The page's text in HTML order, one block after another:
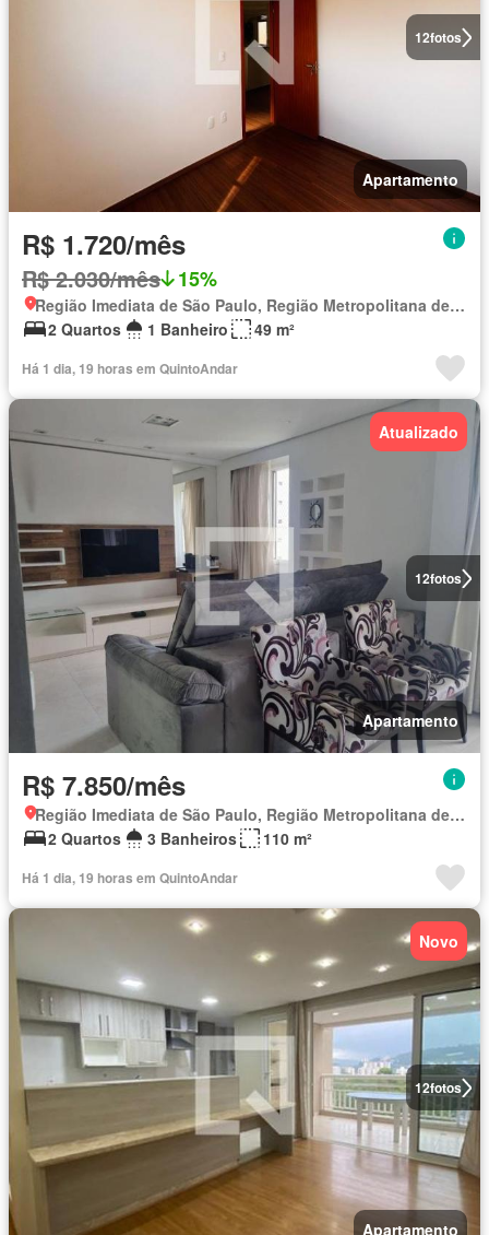
12fotos
Apartamento
R$ 1.720/mês
R$ 2.030/mês 15%
Região Imediata de São Paulo, Região Metropolitana de São Paulo
2 Quartos
1 Banheiro 49 m²
Há 1 dia, 19 horas em QuintoAndar
12fotos
Atualizado
Apartamento
R$ 7.850/mês
Região Imediata de São Paulo, Região Metropolitana de São Paulo
2 Quartos
3 Banheiros 110 m²
Há 1 dia, 19 horas em QuintoAndar
12fotos
Novo
Apartamento